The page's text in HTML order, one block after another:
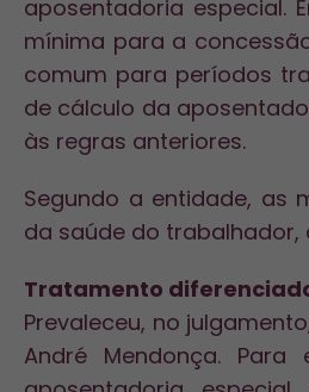
aposentadoria especial.
mínima para a
comum para períodos
de cálculo da
às regras anteriores.
Segundo a entidade, as
da saúde do trabalhador,
Tratamento
Prevaleceu, no
André Mendonça.